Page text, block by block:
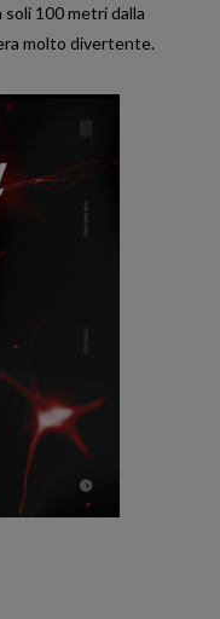
100 metri dalla
molto divertente.